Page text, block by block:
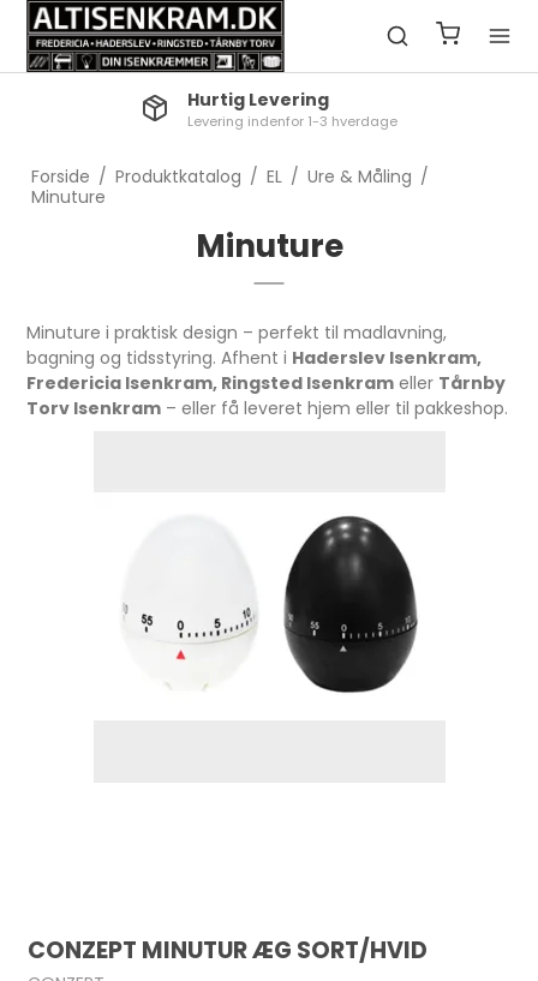
Hurtig Levering
Levering indenfor 1-3 hverdage
Forside / Produktkatalog / EL / Ure & Måling /
Minuture
Minuture
Minuture i praktisk design – perfekt til madlavning,
bagning og tidsstyring. Afhent i Haderslev Isenkram,
Fredericia Isenkram, Ringsted Isenkram eller Tårnby
Torv Isenkram – eller få leveret hjem eller til pakkeshop.
CONZEPT MINUTUR ÆG SORT/HVID